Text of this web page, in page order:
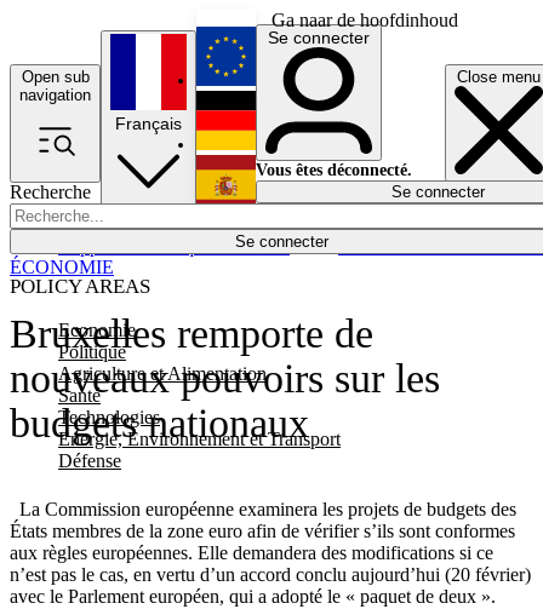
Ga naar de hoofdinhoud
Open sub
navigation
Close menu
Recherche
Se connecter
POLICY AREAS
Economie
Politique
Agriculture et Alimentation
Santé
Technologies
Energie, Environnement et Transport
Défense
Économie
Français
English
Deutsch
Español
Se connecter
Vous êtes déconnecté.
Se connecter
Bruxelles remporte de
nouveaux pouvoirs sur les
budgets nationaux
La Commission européenne examinera les projets de budgets des
États membres de la zone euro afin de vérifier s’ils sont conformes
aux règles européennes. Elle demandera des modifications si ce
n’est pas le cas, en vertu d’un accord conclu aujourd’hui (20 février)
avec le Parlement européen, qui a adopté le « paquet de deux ».
ÉCONOMIE